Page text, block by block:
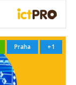
Praha +1